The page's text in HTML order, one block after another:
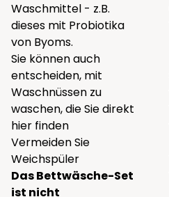
Waschmittel - z.B.
dieses mit Probiotika
von Byoms.
Sie können auch
entscheiden, mit
Waschnüssen zu
waschen, die Sie direkt
hier finden
Vermeiden Sie
Weichspüler
Das Bettwäsche-Set
ist nicht